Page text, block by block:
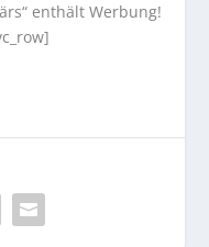
enthält Werbung!